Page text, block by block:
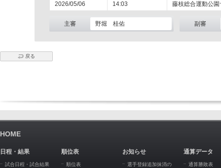
2026/05/06
14:03 藤枝総合運動公
主審 野堀 桂佑 副審
戻る
HOME
日程・結果
試合日程・試合結果
順位表
順位表
お知らせ
選手登録追加抹消の
通算データ
通算勝敗表